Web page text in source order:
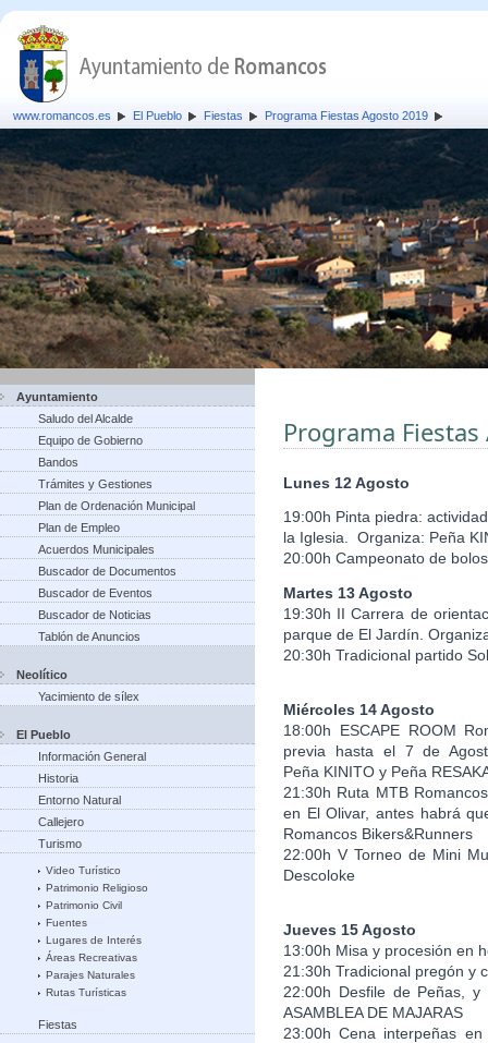
www.romancos.es El Pueblo Fiestas Programa Fiestas Agosto 2019
Ayuntamiento
Saludo del Alcalde
Equipo de Gobierno
Bandos
Trámites y Gestiones
Plan de Ordenación Municipal
Plan de Empleo
Acuerdos Municipales
Buscador de Documentos
Buscador de Eventos
Buscador de Noticias
Tablón de Anuncios
Neolítico
Yacimiento de sílex
El Pueblo
Información General
Historia
Entorno Natural
Callejero
Turismo
Video Turístico
Patrimonio Religioso
Patrimonio Civil
Fuentes
Lugares de Interés
Áreas Recreativas
Parajes Naturales
Rutas Turísticas
Fiestas
Programa
Lunes 12 Agosto
19:00h Pinta piedra:
la Iglesia. Organiza: Peña
20:00h Campeonato de
Martes 13 Agosto
19:30h II Carrera de
parque de El Jardín.
20:30h Tradicional partido
Miércoles 14 Agosto
18:00h ESCAPE ROOM
previa hasta el 7 de
Peña KINITO y Peña
21:30h Ruta MTB
en El Olivar, antes habrá
Romancos Bikers&Runners
22:00h V Torneo de Mini
Descoloke
Jueves 15 Agosto
13:00h Misa y procesión en
21:30h Tradicional pregón y
22:00h Desfile de Peñas,
ASAMBLEA DE MAJARAS
23:00h Cena interpeñas